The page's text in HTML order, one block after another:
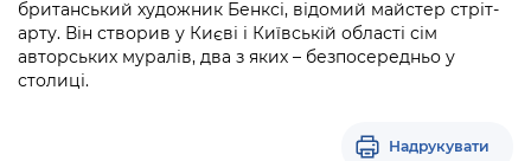
британський художник Бенксі, відомий майстер стріт-
арту. Він створив у Києві і Київській області сім
авторських муралів, два з яких – безпосередньо у
столиці.
Надрукувати